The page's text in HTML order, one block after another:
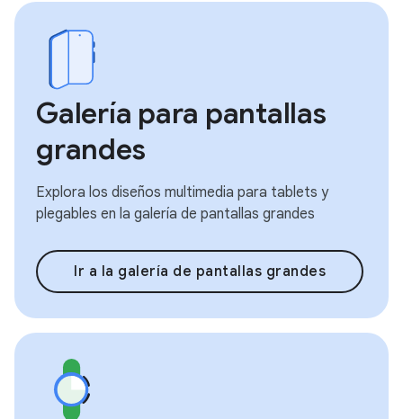
Galería para pantallas
grandes
Explora los diseños multimedia para tablets y
plegables en la galería de pantallas grandes
Ir a la galería de pantallas grandes